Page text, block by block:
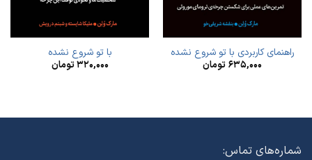
راهنمای کاربردی با تو شروع نشده
۶۳۵,۰۰۰تومان
با تو شروع نشده
۳۲۰,۰۰۰تومان
شماره‌های تماس: